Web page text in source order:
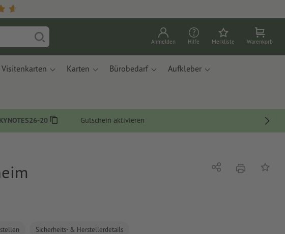
Anmelden Hilfe Merkliste Warenkorb
Visitenkarten Karten Bürobedarf Aufkleber
20 Gutschein aktivieren
Sicherheits- & Herstellerdetails
Teilen DruckenAuf